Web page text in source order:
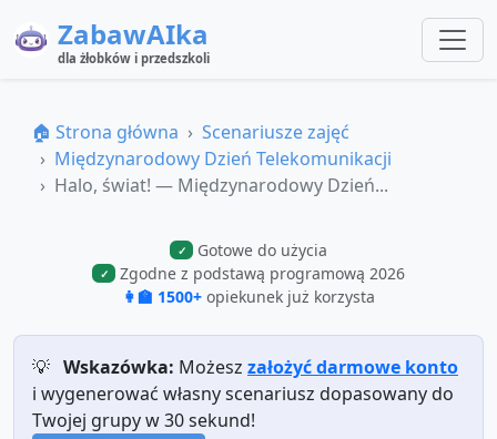
ZabawAIka
dla żłobków i przedszkoli
🏠 Strona główna
Scenariusze zajęć
Międzynarodowy Dzień Telekomunikacji
Halo, świat! — Międzynarodowy Dzień...
✓ Gotowe do użycia
✓
Zgodne z podstawą programową 2026
👩‍🏫 1500+ opiekunek już korzysta
💡 Wskazówka: Możesz założyć darmowe konto
i wygenerować własny scenariusz dopasowany do
Twojej grupy w 30 sekund!